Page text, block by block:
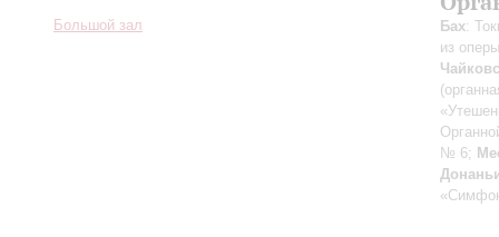
Большой зал Бах:
из
№ 6;